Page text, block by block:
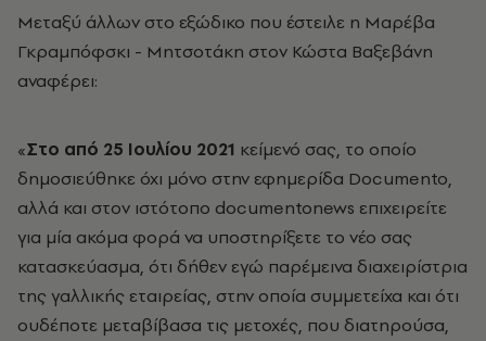
Μεταξύ άλλων στο εξώδικο που έστειλε η Μαρέβα
Γκραμπόφσκι - Μητσοτάκη στον Κώστα Βαξεβάνη
αναφέρει:
«Στο από 25 Ιουλίου 2021 κείμενό σας, το οποίο
δημοσιεύθηκε όχι μόνο στην εφημερίδα Documento,
αλλά και στον ιστότοπο documentonews επιχειρείτε
για μία ακόμα φορά να υποστηρίξετε το νέο σας
κατασκεύασμα, ότι δήθεν εγώ παρέμεινα διαχειρίστρια
της γαλλικής εταιρείας, στην οποία συμμετείχα και ότι
ουδέποτε μεταβίβασα τις μετοχές, που διατηρούσα,